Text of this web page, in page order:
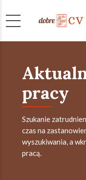
pracy
Szukanie
czas na
wyszukiwania, a
pracą.